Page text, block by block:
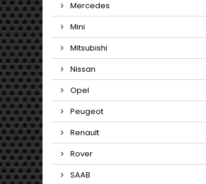
Mercedes
Mini
Mitsubishi
Nissan
Opel
Peugeot
Renault
Rover
SAAB